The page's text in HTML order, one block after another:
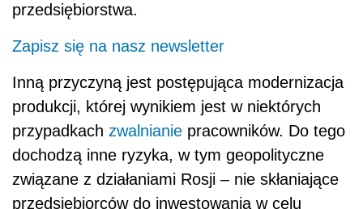
przedsiębiorstwa.
Zapisz się na nasz newsletter
Inną przyczyną jest postępująca modernizacja
produkcji, której wynikiem jest w niektórych
przypadkach zwalnianie pracowników. Do tego
dochodzą inne ryzyka, w tym geopolityczne
związane z działaniami Rosji – nie skłaniające
przedsiębiorców do inwestowania w celu